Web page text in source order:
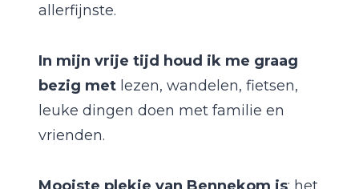
allerfijnste.
In mijn vrije tijd houd ik me graag
bezig met lezen, wandelen, fietsen,
leuke dingen doen met familie en
vrienden.